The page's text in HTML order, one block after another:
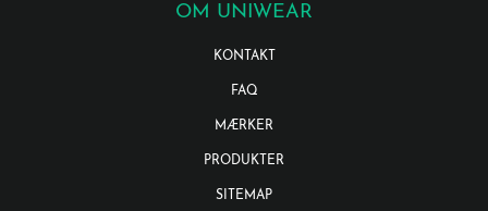
OM UNIWEAR
KONTAKT
FAQ
MÆRKER
PRODUKTER
SITEMAP